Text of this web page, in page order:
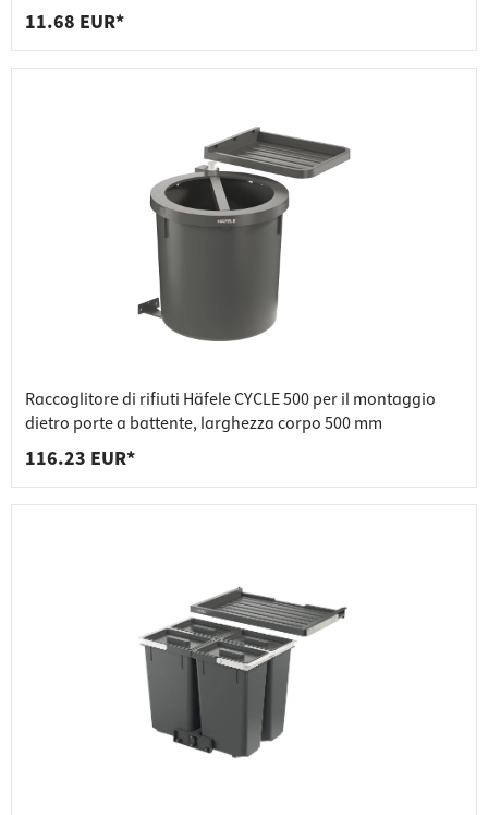
11.68 EUR*
Raccoglitore di rifiuti Häfele CYCLE 500 per il montaggio
dietro porte a battente, larghezza corpo 500 mm
116.23 EUR*